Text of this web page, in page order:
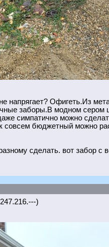
напрягает? Офигеть.Из
заборы.В модном сером
симпатично можно
совсем бюджетный можно
сделать. вот забор с
)